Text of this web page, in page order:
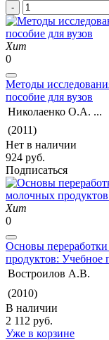
Хит
0
Методы
пособие для вузов
Николаенко О.А. ...
(2011)
Нет в наличии
924 руб.
Подписаться
Хит
0
Основы переработки
продуктов: Учебное
Востроилов А.В.
(2010)
В наличии
2 112 руб.
Уже в корзине